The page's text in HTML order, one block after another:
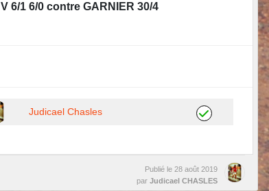
V 6/1 6/0 contre GARNIER 30/4
Judicael Chasles
Publié le 28 août 2019
par Judicael CHASLES